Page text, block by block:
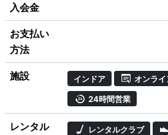
入会金
お支払い
方法
施設 インドア オンラ
24時間営業
レンタル レンタルクラブ